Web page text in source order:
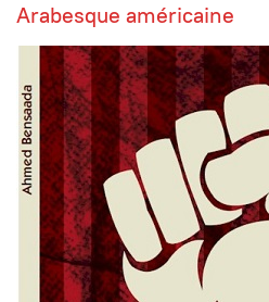
Arabesque américaine